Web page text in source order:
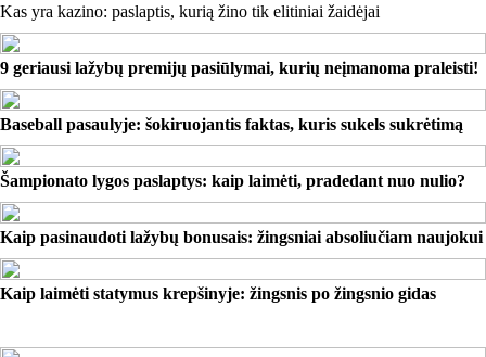
Kas yra kazino: paslaptis, kurią žino tik elitiniai žaidėjai
9 geriausi lažybų premijų pasiūlymai, kurių neįmanoma praleisti!
Baseball pasaulyje: šokiruojantis faktas, kuris sukels sukrėtimą
Šampionato lygos paslaptys: kaip laimėti, pradedant nuo nulio?
Kaip pasinaudoti lažybų bonusais: žingsniai absoliučiam naujokui
Kaip laimėti statymus krepšinyje: žingsnis po žingsnio gidas